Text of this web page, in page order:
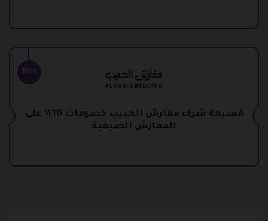
30%
قسيمة شراء مفارش الحبيب خصومات 10% على
المفارش الصيفية